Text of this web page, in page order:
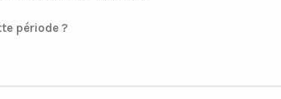
période ?